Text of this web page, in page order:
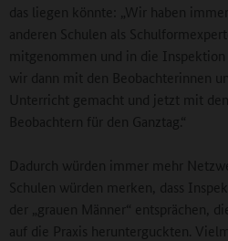
das liegen könnte: „Wir haben
anderen Schulen als
mitgenommen und in die
wir dann mit den Beobachterinnen
Unterricht gemacht und jetzt mit
Beobachtern für den Ganztag.“
Dadurch würden immer mehr
Schulen würden merken, dass
der „grauen Männer“ entsprächen,
auf die Praxis herunterguckten.